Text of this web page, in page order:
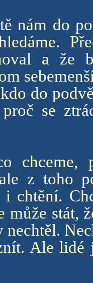
nám do
a že
do
se
chceme,
z toho
i chtění.
může stát,
nechtěl.
Ale lidé